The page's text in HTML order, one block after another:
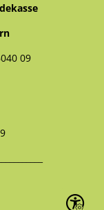
09
Seite